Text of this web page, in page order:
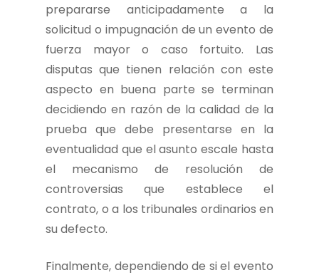
prepararse anticipadamente a la
solicitud o impugnación de un evento de
fuerza mayor o caso fortuito. Las
disputas que tienen relación con este
aspecto en buena parte se terminan
decidiendo en razón de la calidad de la
prueba que debe presentarse en la
eventualidad que el asunto escale hasta
el mecanismo de resolución de
controversias que establece el
contrato, o a los tribunales ordinarios en
su defecto.
Finalmente, dependiendo de si el evento